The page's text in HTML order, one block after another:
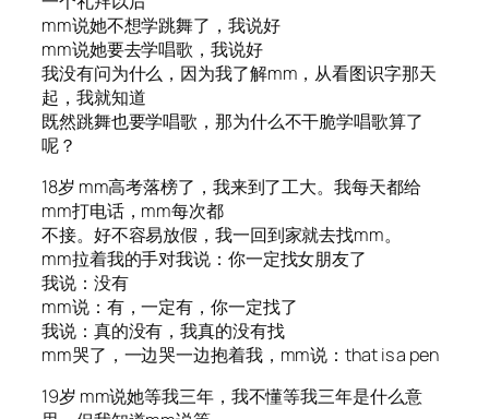
mm说她不想学跳舞了，我说好
mm说她要去学唱歌，我说好
我没有问为什么，因为我了解mm，从看图识字那天
起，我就知道
既然跳舞也要学唱歌，那为什么不干脆学唱歌算了
呢？
18岁 mm高考落榜了，我来到了工大。我每天都给
mm打电话，mm每次都
不接。好不容易放假，我一回到家就去找mm。
mm拉着我的手对我说：你一定找女朋友了
我说：没有
mm说：有，一定有，你一定找了
我说：真的没有，我真的没有找
mm哭了，一边哭一边抱着我，mm说：that is a pen
19岁 mm说她等我三年，我不懂等我三年是什么意